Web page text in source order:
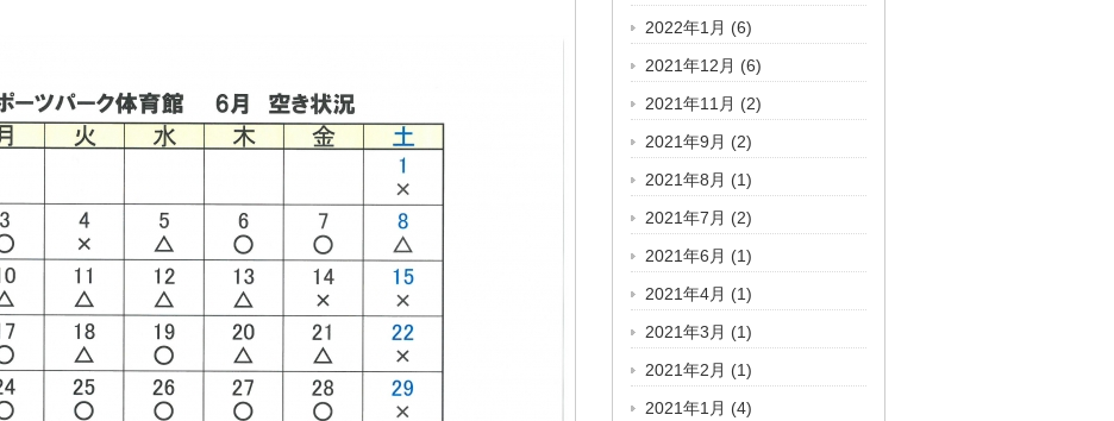
2022年1月 (6)
2021年12月 (6)
2021年11月 (2)
2021年9月 (2)
2021年8月 (1)
2021年7月 (2)
2021年6月 (1)
2021年4月 (1)
2021年3月 (1)
2021年2月 (1)
2021年1月 (4)